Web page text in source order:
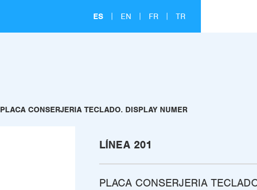
ES EN FR TR
PLACA CONSERJERIA TECLADO. DISPLAY NUMER
LÍNEA 201
PLACA CONSERJERIA